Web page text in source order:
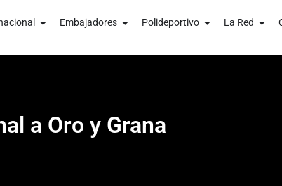
Embajadores Polideportivo La Red
a Oro y Grana